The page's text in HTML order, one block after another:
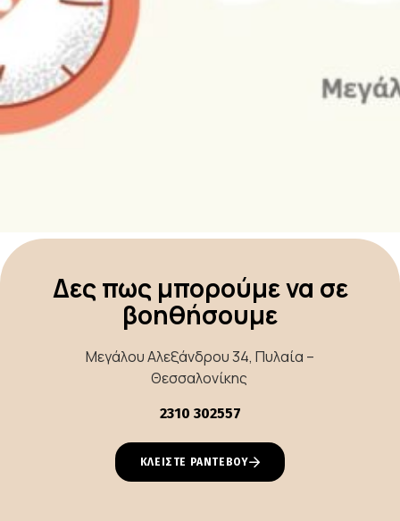
Δες πως μπορούμε να σε
βοηθήσουμε
Μεγάλου Αλεξάνδρου 34, Πυλαία –
Θεσσαλονίκης
2310 302557
ΚΛΕΙΣΤΕ ΡΑΝΤΕΒΟΥ